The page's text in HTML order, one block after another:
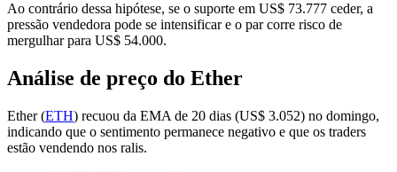
Ao contrário dessa hipótese, se o suporte em US$ 73.777 ceder, a
pressão vendedora pode se intensificar e o par corre risco de
mergulhar para US$ 54.000.
Análise de preço do Ether
Ether (ETH) recuou da EMA de 20 dias (US$ 3.052) no domingo,
indicando que o sentimento permanece negativo e que os traders
estão vendendo nos ralis.